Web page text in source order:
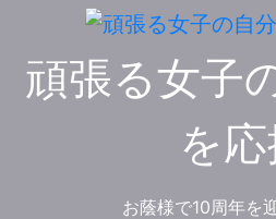
頑張る女子
を
お蔭様で10周年を